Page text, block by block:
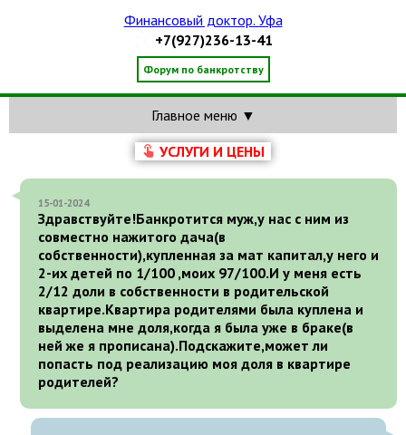
Финансовый доктор. Уфа
+7(927)236-13-41
Форум по банкротству
Главное меню ▼
УСЛУГИ И ЦЕНЫ
15-01-2024
Здравствуйте!Банкротится муж,у нас с ним из
совместно нажитого дача(в
собственности),купленная за мат капитал,у него и
2-их детей по 1/100 ,моих 97/100.И у меня есть
2/12 доли в собственности в родительской
квартире.Квартира родителями была куплена и
выделена мне доля,когда я была уже в браке(в
ней же я прописана).Подскажите,может ли
попасть под реализацию моя доля в квартире
родителей?